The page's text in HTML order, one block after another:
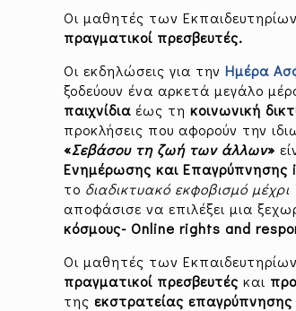
Oι μαθητές των
πραγματικοί πρεσβευτές.
Οι εκδηλώσεις για την Ημέρα
ξοδεύουν ένα αρκετά μεγάλο
παιχνίδια έως τηκοινωνική
προκλήσεις που αφορούν την
«Σεβάσου τη ζωή των άλλων»
Ενημέρωσης και Επαγρύπνησης
το διαδικτυακό εκφοβισμό
αποφάσισε να επιλέξει μια
κόσμους- Online rights and
Oι μαθητές των
πραγματικοί πρεσβευτέςκαι
της εκστρατείας